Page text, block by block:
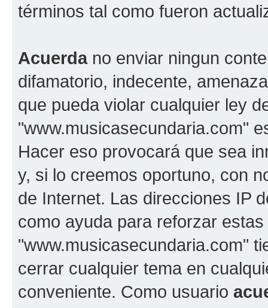
términos tal como fueron
Acuerdano enviar ningun
difamatorio, indecente,
que pueda violar cualquier ley
"www.musicasecundaria.com"
Hacer eso provocará que sea
y, si lo creemos oportuno, con
de Internet. Las direcciones IP
como ayuda para reforzar
"www.musicasecundaria.com"
cerrar cualquier tema en
conveniente. Como usuario